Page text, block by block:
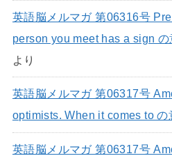
英語脳メルマガ 第06316号
person you meet has a sign の
より
英語脳メルマガ 第06317号
optimists. When it comes to の
英語脳メルマガ 第06317号